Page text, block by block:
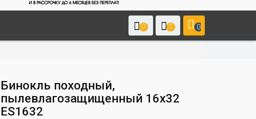
0 0 0
Бинокль походный,
пылевлагозащищенный 16x32
ES1632